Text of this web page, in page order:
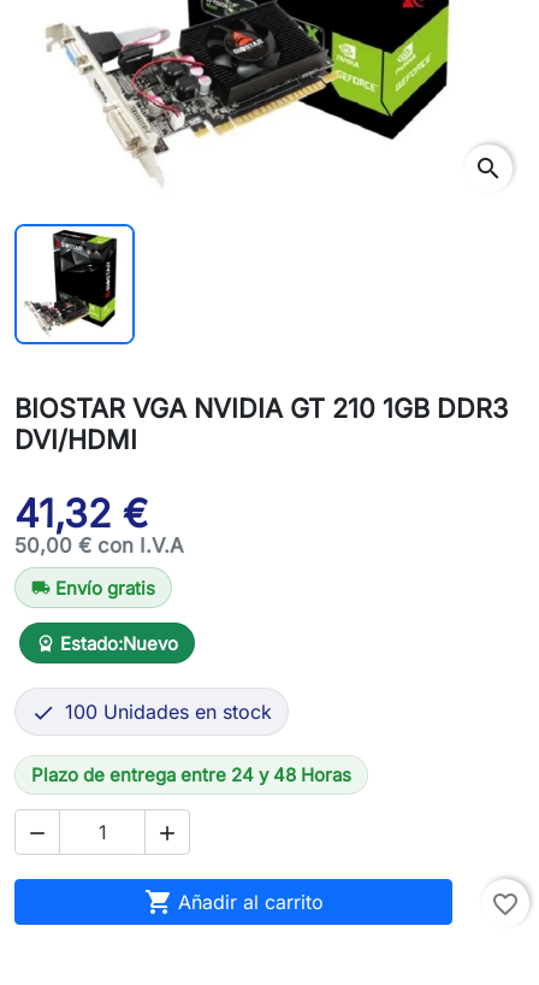
search
BIOSTAR VGA NVIDIA GT 210 1GB DDR3
DVI/HDMI
41,32 €
50,00 € con I.V.A
local_shipping Envío gratis
workspace_premium Estado:Nuevo
 100 Unidades en stock
Plazo de entrega entre 24 y 48 Horas
 
 Añadir al carrito favorite_border